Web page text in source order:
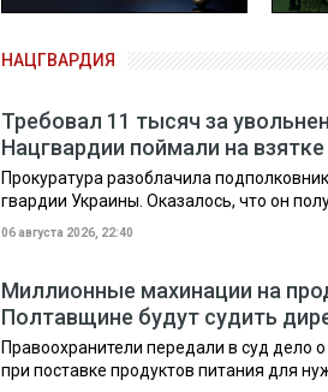
НАЦГВАРДИЯ
Требовал 11 тысяч за
Нацгвардии поймали на взятке
Прокуратура разоблачила
гвардии Украины. Оказалось, что он
06 августа 2026, 22:40
Миллионные махинации на
Полтавщине будут судить
Правоохранители передали в суд дело
при поставке продуктов питания для